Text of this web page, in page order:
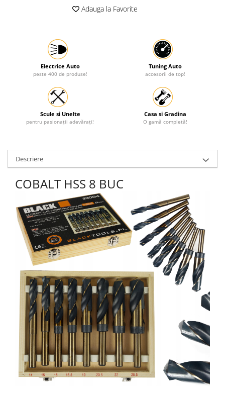
Suport motocicleta
Tunuri de caldura si aeroteme
Utilaje constructie
Adauga la Favorite
Electrice Auto
peste 400 de produse!
Tuning Auto
accesorii de top!
Scule si Unelte
pentru pasionații adevărați!
Casa si Gradina
O gamă completă!
Descriere
COBALT HSS 8 BUC